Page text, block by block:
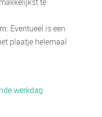
Eventueel is een
plaatje helemaal
werkdag